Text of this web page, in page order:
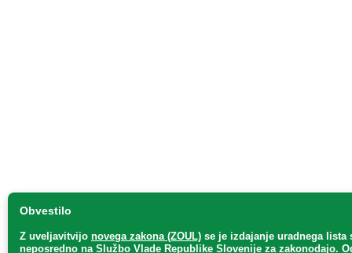
Obvestilo
Z uveljavitvijo novega zakona (ZOUL) se je izdajanje uradnega lista
neposredno na Službo Vlade Republike Slovenije za zakonodajo.